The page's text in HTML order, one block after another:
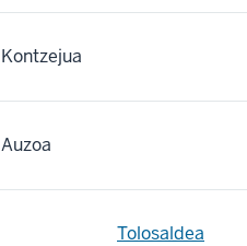
Kontzejua
Auzoa
Tolosaldea